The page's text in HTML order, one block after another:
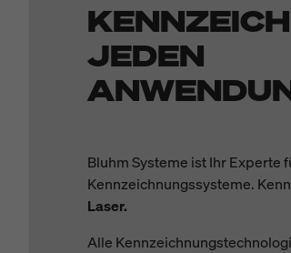
JEDEN
Bluhm Systeme ist Ihr Experte
Kennzeichnungssysteme.
Laser.
Alle